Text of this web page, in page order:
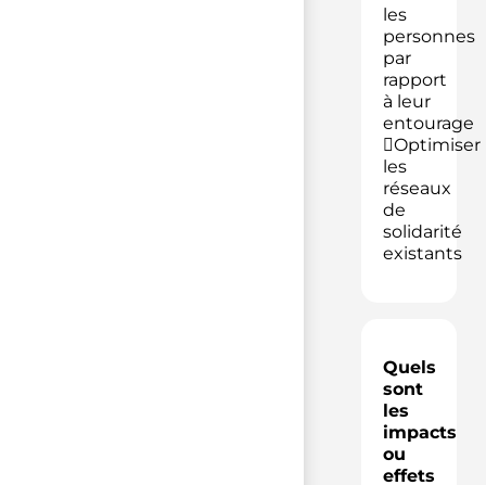
les
personnes
par
rapport
à leur
entourage
Optimiser
les
réseaux
de
solidarité
existants
Quels
sont
les
impacts
ou
effets